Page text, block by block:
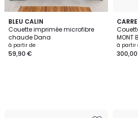
BLEU CALIN
Couette imprimée microfibre
chaude Dana
à partir de
59,90 €
MONT
à partir